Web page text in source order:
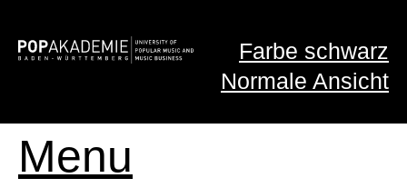
Farbe schwarz
Normale Ansicht
Menu